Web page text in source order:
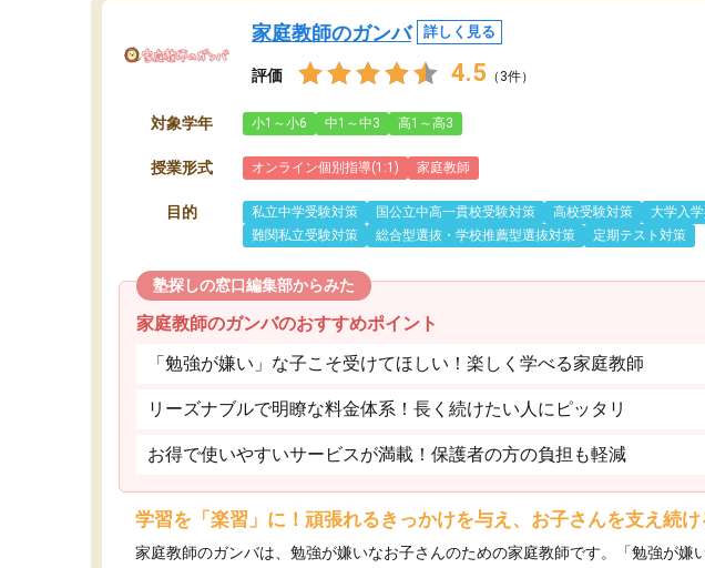
家庭教師のガンバ 詳しく見る
評価 4.5 （3件）
対象学年 小1～小6 中1～中3 高1～高3
授業形式 オンライン個別指導(1:1) 家庭教師
目的 私立中学受験対策 国公立中高一貫校受験対策 高校受験対策 大学入
難関私立受験対策
総合型選抜・学校推薦型選抜対策 定期テスト対策
塾探しの窓口編集部からみた
家庭教師のガンバのおすすめポイント
「勉強が嫌い」な子こそ受けてほしい！楽しく学べる家庭教師
リーズナブルで明瞭な料金体系！長く続けたい人にピッタリ
お得で使いやすいサービスが満載！保護者の方の負担も軽減
学習を「楽習」に！頑張れるきっかけを与え、お子さんを支え続
家庭教師のガンバは、勉強が嫌いなお子さんのための家庭教師です。「勉強が